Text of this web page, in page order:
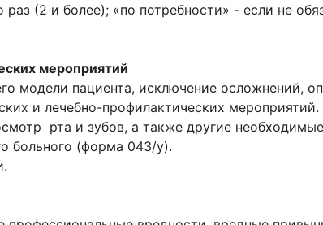
(2 и более); «по потребности» - если не
мероприятий
модели пациента, исключение осложнений,
и лечебно-профилактиче­ских мероприятий.
рта и зу­бов, а также другие
больного (форма 043/у).